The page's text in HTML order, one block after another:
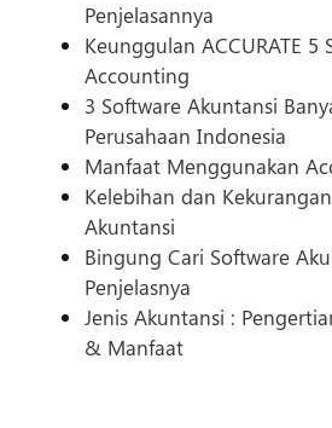
Penjelasannya
Keunggulan ACCURATE 5
Accounting
3 Software Akuntansi
Perusahaan Indonesia
Manfaat Menggunakan
Kelebihan dan
Akuntansi
Bingung Cari Software
Penjelasnya
Jenis Akuntansi :
& Manfaat